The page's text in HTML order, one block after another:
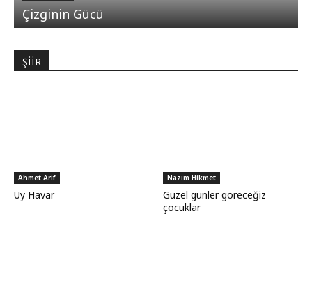
Çizginin Gücü
ŞİİR
Ahmet Arif
Uy Havar
Nazım Hikmet
Güzel günler göreceğiz
çocuklar